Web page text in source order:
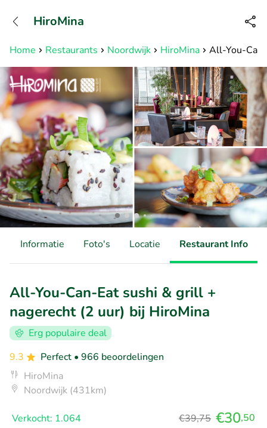
Bereikbaar tot 23:00 uur
Home Restaurants Noordwijk HiroMina All-You-
HiroMina
Informatie Foto's Locatie Restaurant Info
All-You-Can-Eat sushi & grill +
nagerecht (2 uur) bij HiroMina
Erg populaire deal
9.3
Perfect • 966 beoordelingen
HiroMina
Noordwijk (431km)
Verkocht: 1.064 €39,75 €30,50